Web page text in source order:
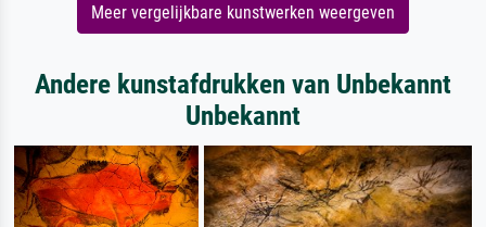
Meer vergelijkbare kunstwerken weergeven
Andere kunstafdrukken van Unbekannt
Unbekannt